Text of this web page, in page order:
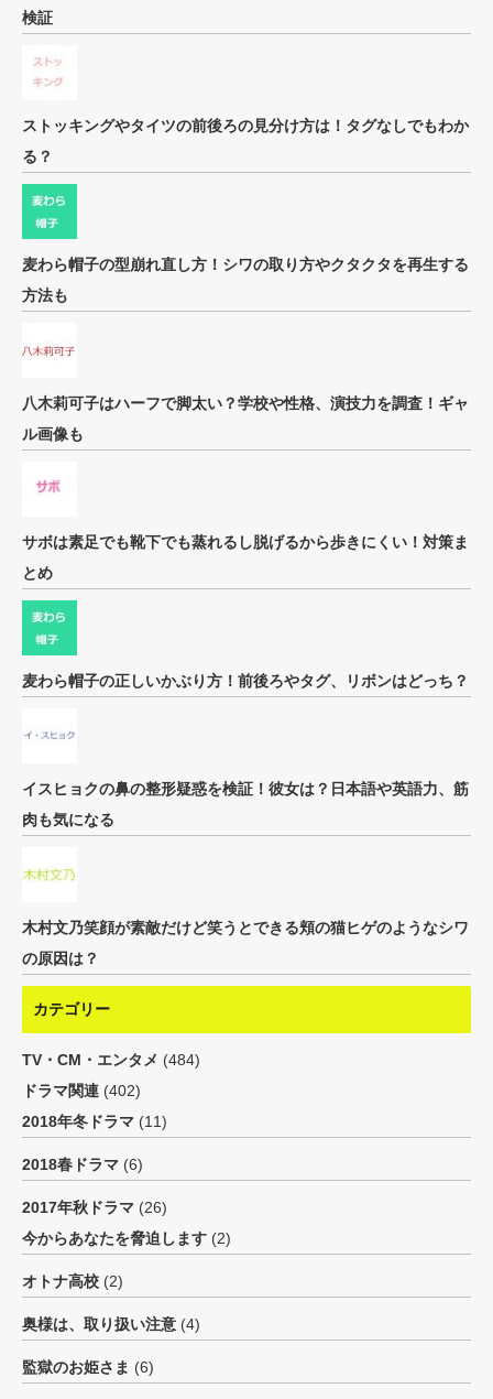
検証
ストッキングやタイツの前後ろの見分け方は！タグなしでもわか
る？
麦わら帽子の型崩れ直し方！シワの取り方やクタクタを再生する
方法も
八木莉可子はハーフで脚太い？学校や性格、演技力を調査！ギャ
ル画像も
サボは素足でも靴下でも蒸れるし脱げるから歩きにくい！対策ま
とめ
麦わら帽子の正しいかぶり方！前後ろやタグ、リボンはどっち？
イスヒョクの鼻の整形疑惑を検証！彼女は？日本語や英語力、筋
肉も気になる
木村文乃笑顔が素敵だけど笑うとできる頬の猫ヒゲのようなシワ
の原因は？
カテゴリー
TV・CM・エンタメ (484)
ドラマ関連 (402)
2018年冬ドラマ (11)
2018春ドラマ (6)
2017年秋ドラマ (26)
今からあなたを脅迫します (2)
オトナ高校 (2)
奥様は、取り扱い注意 (4)
監獄のお姫さま (6)